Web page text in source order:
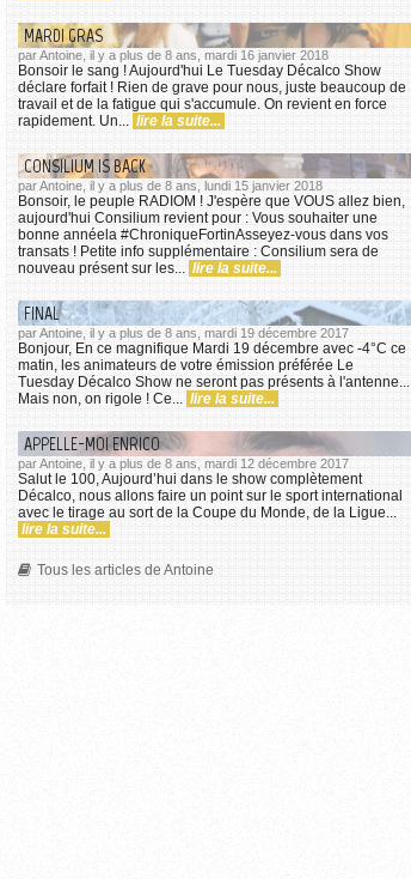
MARDI GRAS
par Antoine, il y a plus de 8 ans, mardi 16 janvier 2018
Bonsoir le sang ! Aujourd'hui Le Tuesday Décalco Show
déclare forfait ! Rien de grave pour nous, juste beaucoup de
travail et de la fatigue qui s'accumule. On revient en force
rapidement. Un... lire la suite...
CONSILIUM IS BACK
par Antoine, il y a plus de 8 ans, lundi 15 janvier 2018
Bonsoir, le peuple RADIOM ! J'espère que VOUS allez bien,
aujourd'hui Consilium revient pour : Vous souhaiter une
bonne annéela #ChroniqueFortinAsseyez-vous dans vos
transats ! Petite info supplémentaire : Consilium sera de
nouveau présent sur les... lire la suite...
FINAL
par Antoine, il y a plus de 8 ans, mardi 19 décembre 2017
Bonjour, En ce magnifique Mardi 19 décembre avec -4°C ce
matin, les animateurs de votre émission préférée Le
Tuesday Décalco Show ne seront pas présents à l'antenne...
Mais non, on rigole ! Ce... lire la suite...
APPELLE-MOI ENRICO
par Antoine, il y a plus de 8 ans, mardi 12 décembre 2017
Salut le 100, Aujourd’hui dans le show complètement
Décalco, nous allons faire un point sur le sport international
avec le tirage au sort de la Coupe du Monde, de la Ligue...
lire la suite...
Tous les articles de Antoine